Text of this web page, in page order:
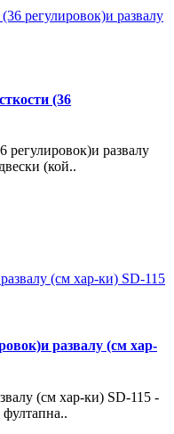
(36
развалу
(кой..
развалу (см хар-
(см хар-ки) SD-115 -